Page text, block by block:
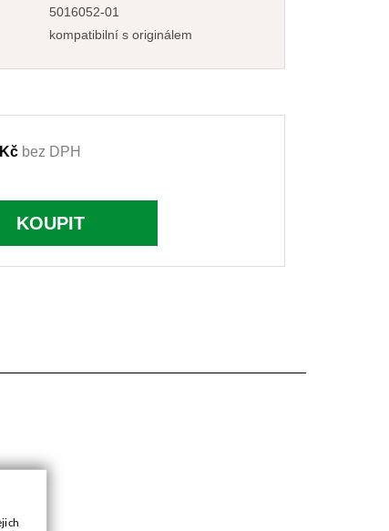
5016052-01
kompatibilní s originálem
bez DPH
KOUPIT